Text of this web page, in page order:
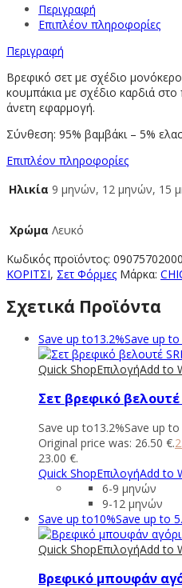
Περιγραφή
Επιπλέον πληροφορίες
Περιγραφή
Βρεφικό σετ με σχέδιο
κουμπάκια με σχέδιο καρδιά στο
άνετη εφαρμογή.
Σύνθεση: 95% βαμβάκι – 5%
Επιπλέον πληροφορίες
Ηλικία 9 μηνών, 12 μηνών, 15
Χρώμα Λευκό
Κωδικός προϊόντος:
ΚΟΡΙΤΣΙ, Σετ Φόρμες Μάρκα:
Σχετικά Προϊόντα
Save up to13.2%Save up to
Quick ShopΕπιλογήAdd to
Σετ βρεφικό
Save up to13.2%Save up to
Original price was: 26.50 €.
23.00 €.
Quick ShopΕπιλογήAdd to
6-9 μηνών
9-12 μηνών
Save up to10%Save up to
Quick ShopΕπιλογήAdd to
Βρεφικό μπουφάν